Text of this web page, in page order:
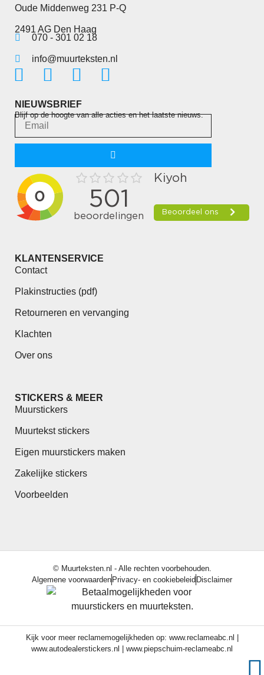
Oude Middenweg 231 P-Q
2491 AG Den Haag
070 - 301 02 18
info@muurteksten.nl
NIEUWSBRIEF
Blijf op de hoogte van alle acties en het laatste nieuws.
KLANTENSERVICE
Contact
Plakinstructies (pdf)
Retourneren en vervanging
Klachten
Over ons
STICKERS & MEER
Muurstickers
Muurtekst stickers
Eigen muurstickers maken
Zakelijke stickers
Voorbeelden
© Muurteksten.nl - Alle rechten voorbehouden.
Algemene voorwaarden Privacy- en cookiebeleid Disclaimer
Kijk voor meer reclamemogelijkheden op: www.reclameabc.nl
www.autodealerstickers.nl
www.piepschuim-reclameabc.nl